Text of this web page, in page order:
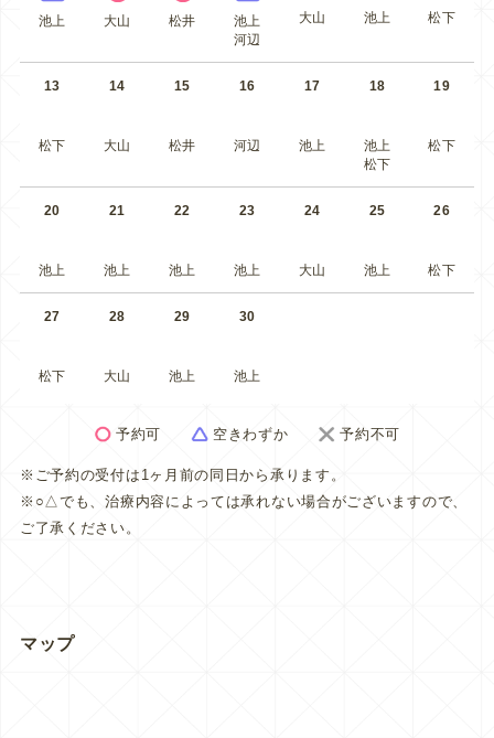
池上 大山 松井
池上
河辺
大山 池上 松下
13
松下
14
大山
15
松井
16
河辺
17
池上
18
池上
松下
19
松下
20
池上
21
池上
22
池上
23
池上
24
大山
25
池上
26
松下
27
松下
28
大山
29
池上
30
池上
予約可 空きわずか 予約不可
※ご予約の受付は1ヶ月前の同日から承ります。
※○△でも、治療内容によっては承れない場合がございますので、
ご了承ください。
マップ